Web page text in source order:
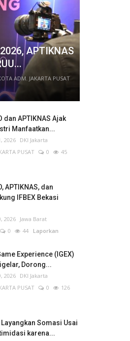
APTIKNAS
ADM. JAKARTA PUSAT
dan APTIKNAS Ajak
Manfaatkan...
2026 DKI Jakarta
PUSAT
0
45
APTIKNAS, dan
IFBEX Bekasi
2026 Jawa Barat
0 44 Laporkan
Experience (IGEX)
Dorong...
2026 DKI Jakarta
PUSAT
0
126
Layangkan Somasi Usai
karena...